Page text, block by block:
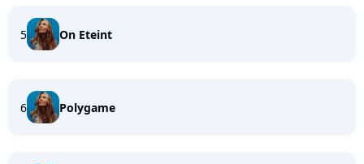
5 On Eteint
6 Polygame